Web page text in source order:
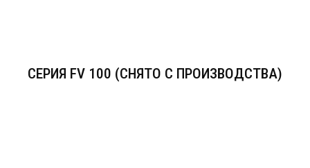
СЕРИЯ FV 100 (СНЯТО С ПРОИЗВОДСТВА)